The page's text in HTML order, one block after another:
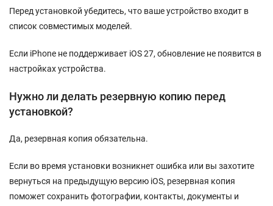
Перед установкой убедитесь, что ваше устройство входит в
список совместимых моделей.
Если iPhone не поддерживает iOS 27, обновление не появится в
настройках устройства.
Нужно ли делать резервную копию перед
установкой?
Да, резервная копия обязательна.
Если во время установки возникнет ошибка или вы захотите
вернуться на предыдущую версию iOS, резервная копия
поможет сохранить фотографии, контакты, документы и